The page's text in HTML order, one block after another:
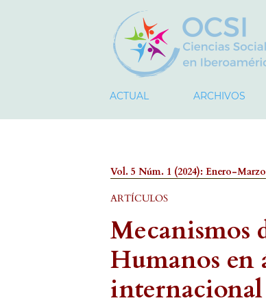
ACTUAL ARCHIVOS
Vol. 5 Núm. 1 (2024): Enero-Marzo
ARTÍCULOS
Mecanismos
Humanos en
internacional